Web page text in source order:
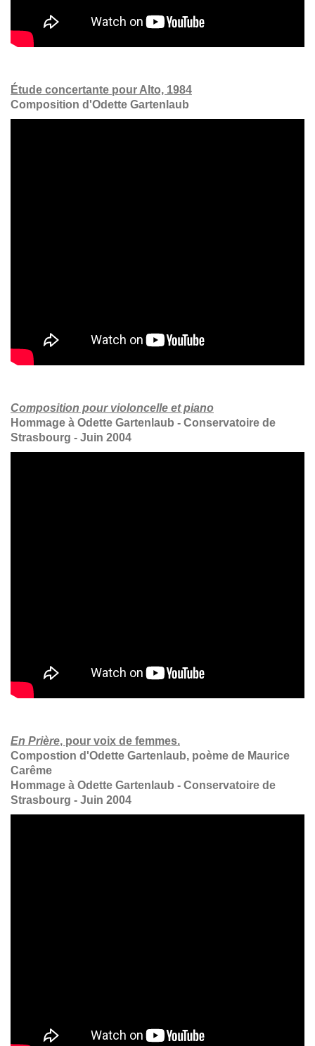
Étude concertante pour Alto, 1984
Composition d'Odette Gartenlaub
Composition pour violoncelle et piano
Hommage à Odette Gartenlaub - Conservatoire de
Strasbourg - Juin 2004
En Prière, pour voix de femmes.
Compostion d'Odette Gartenlaub, poème de Maurice
Carême
Hommage à Odette Gartenlaub - Conservatoire de
Strasbourg - Juin 2004